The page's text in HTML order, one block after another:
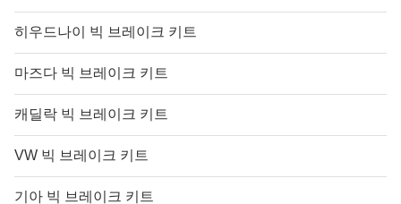
히우드나이 빅 브레이크 키트
마즈다 빅 브레이크 키트
캐딜락 빅 브레이크 키트
VW 빅 브레이크 키트
기아 빅 브레이크 키트